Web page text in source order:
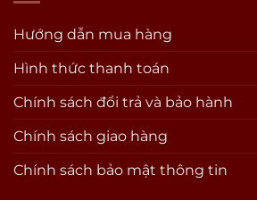
Hướng dẫn mua hàng
Hình thức thanh toán
Chính sách đổi trả và bảo hành
Chính sách giao hàng
Chính sách bảo mật thông tin